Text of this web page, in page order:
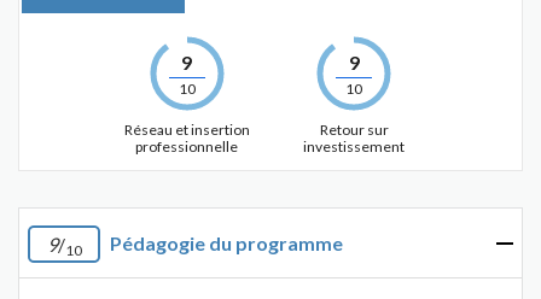
9
10
Réseau et insertion
professionnelle
9
10
Retour sur
investissement
9/10 Pédagogie du programme